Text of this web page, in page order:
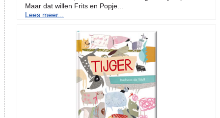
Maar dat willen Frits en Popje...
Lees meer...